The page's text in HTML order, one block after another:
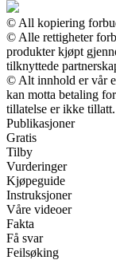
© All kopiering
© Alle rettigheter
produkter kjøpt
tilknyttede
© Alt innhold er vår
kan motta betaling
tillatelse er ikke tillatt.
Publikasjoner
Gratis
Tilby
Vurderinger
Kjøpeguide
Instruksjoner
Våre videoer
Fakta
Få svar
Feilsøking